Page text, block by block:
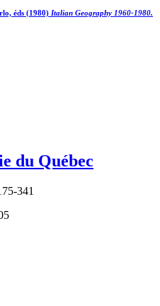
éds (1980) Italian Geography 1960-1980.
du Québec
341